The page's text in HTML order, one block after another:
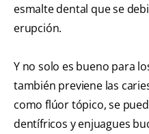
esmalte dental que se
erupción.
Y no solo es bueno para
también previene las
como flúor tópico, se
dentífricos y enjuagues